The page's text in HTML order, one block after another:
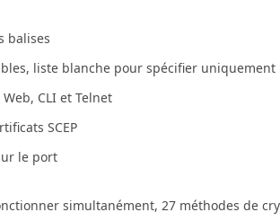
balises
liste blanche pour spécifier uniquement
CLI et Telnet
SCEP
le port
simultanément, 27 méthodes de